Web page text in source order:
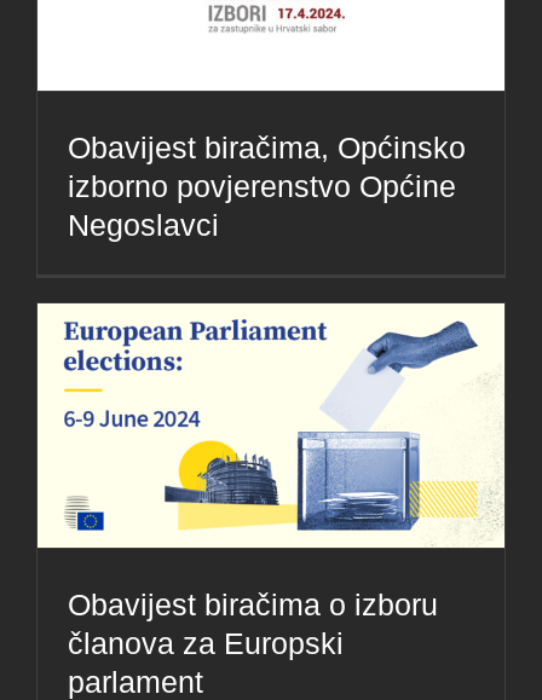
Obavijest biračima, Općinsko
izborno povjerenstvo Općine
Negoslavci
Obavijest biračima o izboru
članova za Europski
parlament